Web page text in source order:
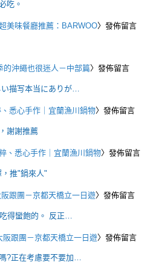
吃。
美味餐廳推薦：BARWOO〉發佈留言
的沖繩也很迷人－中部篇〉發佈留言
描写本当にありが…
悉心手作｜宜蘭漁川鍋物〉發佈留言
謝謝推薦
、悉心手作｜宜蘭漁川鍋物〉發佈留言
推"鍋來人"
阪跟團－京都天橋立一日遊〉發佈留言
得蠻飽的。 反正…
阪跟團－京都天橋立一日遊〉發佈留言
?正在考慮要不要加…